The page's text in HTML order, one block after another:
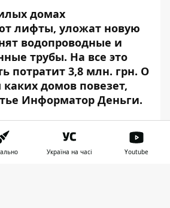
домах
лифты, уложат новую
водопроводные и
трубы. На все это
потратит 3,8 млн. грн. О
домов повезет,
Информатор Деньги.
район
,170/172: укрепление
нанесение
Україна на часі Youtube